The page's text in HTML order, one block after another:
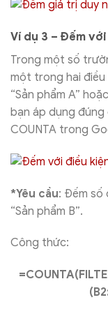
Ví dụ 3 – Đếm
Trong một số
một trong hai điều
“Sản phẩm A”
bạn áp dụng đúng
COUNTA trong
*Yêu cầu: Đếm số
“Sản phẩm B”.
Công thức: